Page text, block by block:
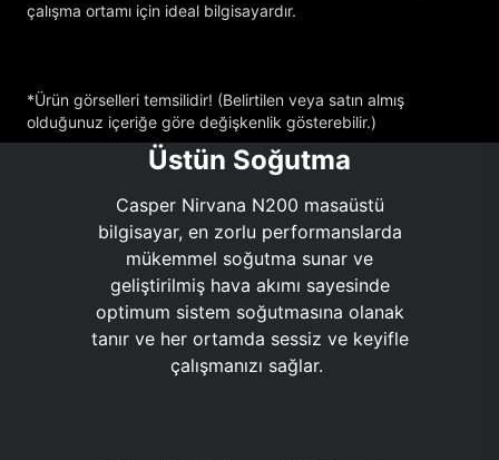
çalışma ortamı için ideal bilgisayardır.
*Ürün görselleri temsilidir! (Belirtilen veya satın almış
olduğunuz içeriğe göre değişkenlik gösterebilir.)
Üstün Soğutma
Casper Nirvana N200 masaüstü
bilgisayar, en zorlu performanslarda
mükemmel soğutma sunar ve
geliştirilmiş hava akımı sayesinde
optimum sistem soğutmasına olanak
tanır ve her ortamda sessiz ve keyifle
çalışmanızı sağlar.